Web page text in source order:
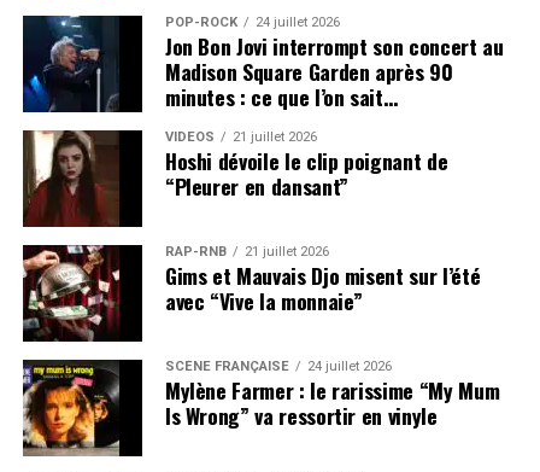
POP-ROCK 24 juillet 2026
Jon Bon Jovi interrompt son concert au
Madison Square Garden après 90
minutes : ce que l’on sait…
VIDEOS 21 juillet 2026
Hoshi dévoile le clip poignant de
“Pleurer en dansant”
RAP-RNB 21 juillet 2026
Gims et Mauvais Djo misent sur l’été
avec “Vive la monnaie”
SCÈNE FRANÇAISE 24 juillet 2026
Mylène Farmer : le rarissime “My Mum
Is Wrong” va ressortir en vinyle